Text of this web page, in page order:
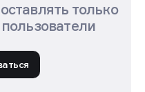
только